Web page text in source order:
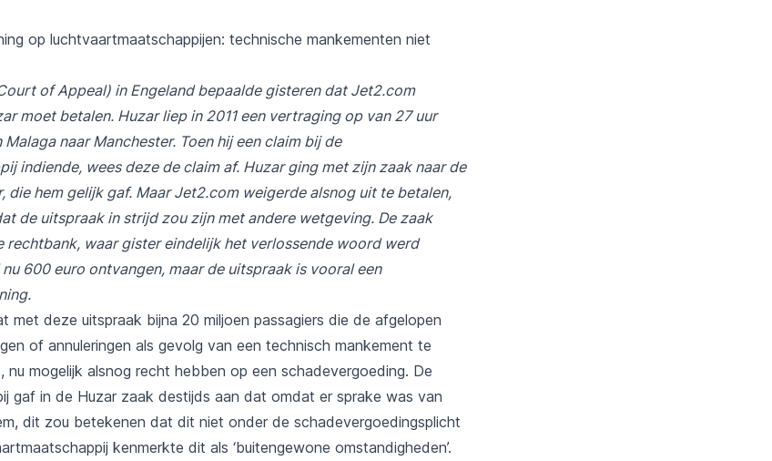
op luchtvaartmaatschappijen: technische mankementen niet
of Appeal) in Engeland bepaalde gisteren dat Jet2.com
moet betalen. Huzar liep in 2011 een vertraging op van 27 uur
naar Manchester. Toen hij een claim bij de
indiende, wees deze de claim af. Huzar ging met zijn zaak naar de
die hem gelijk gaf. Maar Jet2.com weigerde alsnog uit te betalen,
de uitspraak in strijd zou zijn met andere wetgeving. De zaak
rechtbank, waar gister eindelijk het verlossende woord werd
600 euro ontvangen, maar de uitspraak is vooral een
met deze uitspraak bijna 20 miljoen passagiers die de afgelopen
of annuleringen als gevolg van een technisch mankement te
nu mogelijk alsnog recht hebben op een schadevergoeding. De
gaf in de Huzar zaak destijds aan dat omdat er sprake was van
dit zou betekenen dat dit niet onder de schadevergoedingsplicht
kenmerkte dit als ‘buitengewone omstandigheden’.